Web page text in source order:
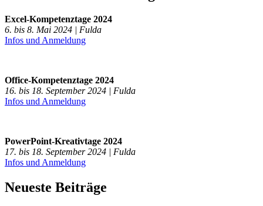
Excel-Kompetenztage 2024
6. bis 8. Mai 2024 | Fulda
Infos und Anmeldung
Office-Kompetenztage 2024
16. bis 18. September 2024 | Fulda
Infos und Anmeldung
PowerPoint-Kreativtage 2024
17. bis 18. September 2024 | Fulda
Infos und Anmeldung
Neueste Beiträge